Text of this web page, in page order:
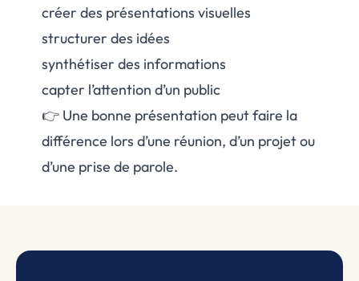
créer des présentations visuelles
structurer des idées
synthétiser des informations
capter l’attention d’un public
👉 Une bonne présentation peut faire la
différence lors d’une réunion, d’un projet ou
d’une prise de parole.